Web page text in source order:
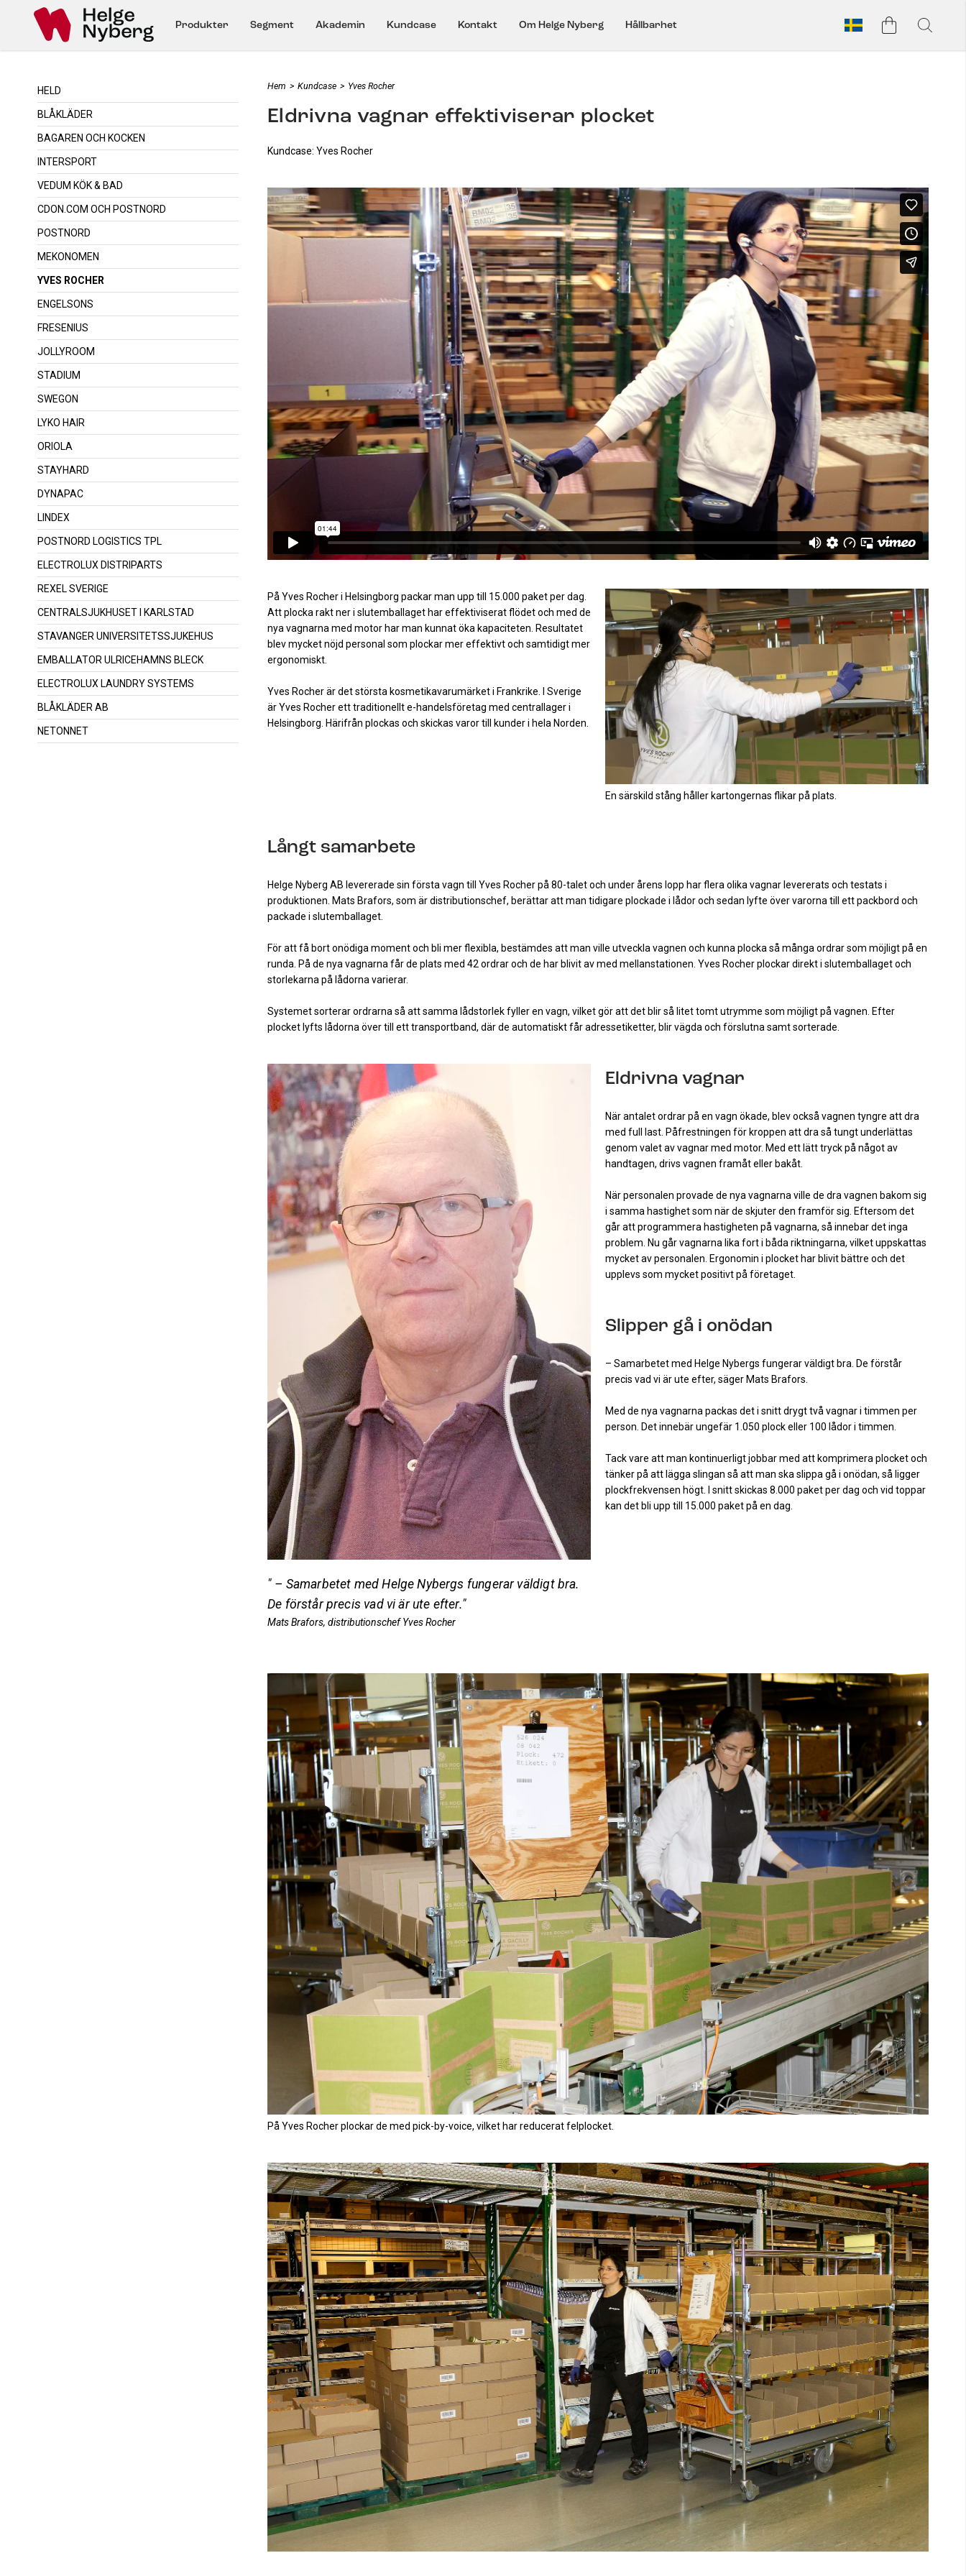
Produkter Segment Akademin Kundcase Kontakt Om Helge Nyberg Hållbarhet
HELD
BLÅKLÄDER
BAGAREN OCH KOCKEN
INTERSPORT
VEDUM KÖK & BAD
CDON.COM OCH POSTNORD
POSTNORD
MEKONOMEN
YVES ROCHER
ENGELSONS
FRESENIUS
JOLLYROOM
STADIUM
SWEGON
LYKO HAIR
ORIOLA
STAYHARD
DYNAPAC
LINDEX
POSTNORD LOGISTICS TPL
ELECTROLUX DISTRIPARTS
REXEL SVERIGE
CENTRALSJUKHUSET I KARLSTAD
STAVANGER UNIVERSITETSSJUKEHUS
EMBALLATOR ULRICEHAMNS BLECK
ELECTROLUX LAUNDRY SYSTEMS
BLÅKLÄDER AB
NETONNET
Hem > Kundcase > Yves Rocher
Eldrivna vagnar effektiviserar plocket
Kundcase: Yves Rocher
På Yves Rocher i Helsingborg packar man upp till 15.000 paket per dag.
Att plocka rakt ner i slutemballaget har effektiviserat flödet och med de
nya vagnarna med motor har man kunnat öka kapaciteten. Resultatet
blev mycket nöjd personal som plockar mer effektivt och samtidigt mer
ergonomiskt.
Yves Rocher är det största kosmetikavarumärket i Frankrike. I Sverige
är Yves Rocher ett traditionellt e-handelsföretag med centrallager i
Helsingborg. Härifrån plockas och skickas varor till kunder i hela Norden.
En särskild stång håller kartongernas flikar på plats.
Långt samarbete
Helge Nyberg AB levererade sin första vagn till Yves Rocher på 80-talet och under årens lopp har flera olika vagnar levererats och testats i
produktionen. Mats Brafors, som är distributionschef, berättar att man tidigare plockade i lådor och sedan lyfte över varorna till ett packbord och
packade i slutemballaget.
För att få bort onödiga moment och bli mer flexibla, bestämdes att man ville utveckla vagnen och kunna plocka så många ordrar som möjligt på en
runda. På de nya vagnarna får de plats med 42 ordrar och de har blivit av med mellanstationen. Yves Rocher plockar direkt i slutemballaget och
storlekarna på lådorna varierar.
Systemet sorterar ordrarna så att samma lådstorlek fyller en vagn, vilket gör att det blir så litet tomt utrymme som möjligt på vagnen. Efter
plocket lyfts lådorna över till ett transportband, där de automatiskt får adressetiketter, blir vägda och förslutna samt sorterade.
" – Samarbetet med Helge Nybergs fungerar väldigt bra.
De förstår precis vad vi är ute efter."
Mats Brafors, distributionschef Yves Rocher
Eldrivna vagnar
När antalet ordrar på en vagn ökade, blev också vagnen tyngre att dra
med full last. Påfrestningen för kroppen att dra så tungt underlättas
genom valet av vagnar med motor. Med ett lätt tryck på något av
handtagen, drivs vagnen framåt eller bakåt.
När personalen provade de nya vagnarna ville de dra vagnen bakom sig
i samma hastighet som när de skjuter den framför sig. Eftersom det
går att programmera hastigheten på vagnarna, så innebar det inga
problem. Nu går vagnarna lika fort i båda riktningarna, vilket uppskattas
mycket av personalen. Ergonomin i plocket har blivit bättre och det
upplevs som mycket positivt på företaget.
Slipper gå i onödan
– Samarbetet med Helge Nybergs fungerar väldigt bra. De förstår
precis vad vi är ute efter, säger Mats Brafors.
Med de nya vagnarna packas det i snitt drygt två vagnar i timmen per
person. Det innebär ungefär 1.050 plock eller 100 lådor i timmen.
Tack vare att man kontinuerligt jobbar med att komprimera plocket och
tänker på att lägga slingan så att man ska slippa gå i onödan, så ligger
plockfrekvensen högt.
I snitt skickas 8.000 paket per dag och vid toppar
kan det bli upp till 15.000 paket på en dag.
På Yves Rocher plockar de med pick-by-voice, vilket har reducerat felplocket.